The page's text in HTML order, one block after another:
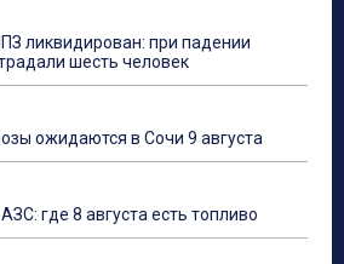
ликвидирован: при падении
шесть человек
ожидаются в Сочи 9 августа
где 8 августа есть топливо